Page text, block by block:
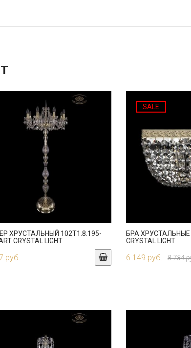
ХРУСТАЛЬНЫЙ 102T1.8.195-
CRYSTAL LIGHT
руб.
SALE
БРА ХРУСТАЛЬНЫЕ
CRYSTAL LIGHT
6 149 руб. 8 784